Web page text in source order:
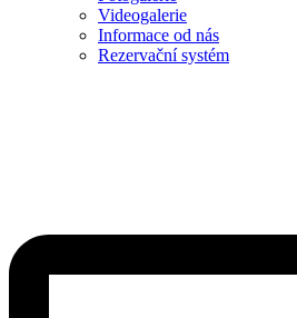
Videogalerie
Informace od nás
Rezervační systém